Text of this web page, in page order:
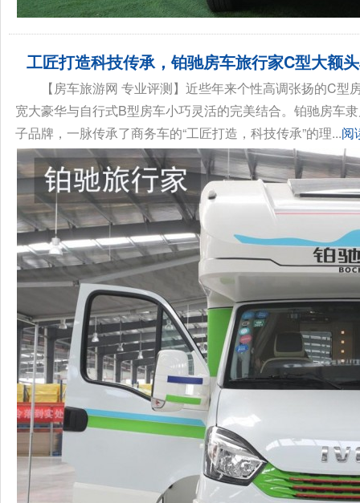
工匠打造科技传承，铂驰房车旅行家C型大额
【房车旅游网 专业评测】近些年来个性高调张扬的C
宽大豪华与自行式B型房车小巧灵活的完美结合。铂驰房车
子品牌，一脉传承了商务车的“工匠打造，科技传承”的理...阅